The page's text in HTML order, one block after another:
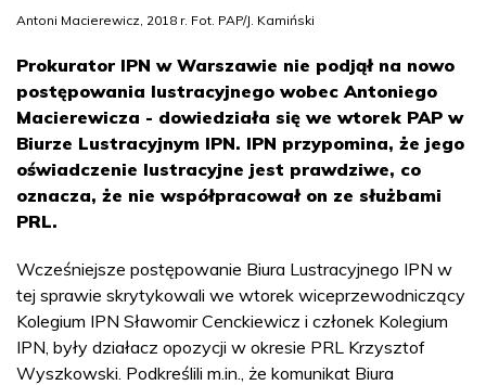
Antoni Macierewicz, 2018 r. Fot. PAP/J. Kamiński
Prokurator IPN w Warszawie nie podjął na nowo
postępowania lustracyjnego wobec Antoniego
Macierewicza - dowiedziała się we wtorek PAP w
Biurze Lustracyjnym IPN. IPN przypomina, że jego
oświadczenie lustracyjne jest prawdziwe, co
oznacza, że nie współpracował on ze służbami
PRL.
Wcześniejsze postępowanie Biura Lustracyjnego IPN w
tej sprawie skrytykowali we wtorek wiceprzewodniczący
Kolegium IPN Sławomir Cenckiewicz i członek Kolegium
IPN, były działacz opozycji w okresie PRL Krzysztof
Wyszkowski. Podkreślili m.in., że komunikat Biura